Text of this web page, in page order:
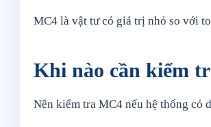
MC4 là vật tư có giá trị nhỏ so với
Khi nào cần kiểm
Nên kiểm tra MC4 nếu hệ thống có